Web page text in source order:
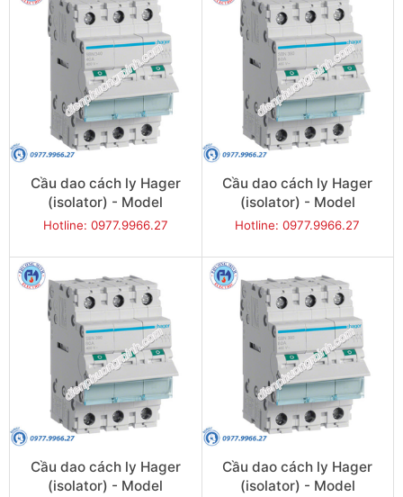
Cầu dao cách ly Hager
(isolator) - Model
SBN340
Hotline: 0977.9966.27
Cầu dao cách ly Hager
(isolator) - Model
SBN363
Hotline: 0977.9966.27
Cầu dao cách ly Hager
(isolator) - Model
Cầu dao cách ly Hager
(isolator) - Model